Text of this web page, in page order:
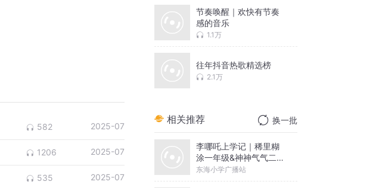
582 2025-07
1206 2025-07
535 2025-07
节奏唤醒｜欢快有节奏
感的音乐
1.1万
往年抖音热歌精选榜
2.1万
相关推荐 换一批
李哪吒上学记｜稀里糊
涂一年级&神神气气二年
级
东海小学广播站